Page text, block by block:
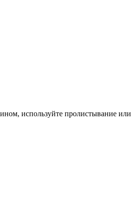
используйте пролистывание или